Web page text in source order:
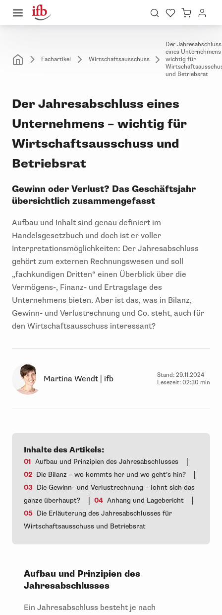
Fachartikel Wirtschaftsausschuss
Der Jahresabschluss
eines Unternehmens
wichtig für
und Betriebsrat
Der Jahresabschluss eines
Unternehmens – wichtig für
Wirtschaftsausschuss und
Betriebsrat
Gewinn oder Verlust? Das Geschäftsjahr
übersichtlich zusammengefasst
Aufbau und Inhalt sind genau definiert im
Handelsgesetzbuch und doch ist er voller
Interpretationsmöglichkeiten: Der Jahresabschluss
gehört zum externen Rechnungswesen und soll
„fachkundigen Dritten“ einen Überblick über die
Vermögens-, Finanz- und Ertragslage des
Unternehmens bieten. Aber ist das, was in Bilanz,
Gewinn- und Verlustrechnung und Co. steht, auch für
den Wirtschaftsausschuss interessant?
Martina Wendt | ifb Stand: 29.11.2024
Lesezeit: 02:30 min
Inhalte des Artikels:
01 Aufbau und Prinzipien des Jahresabschlusses
02 Die Bilanz – wo kommts her und wo geht’s hin?
03 Die Gewinn- und Verlustrechnung – lohnt sich das
ganze überhaupt?
04 Anhang und Lagebericht
05 Die Erläuterung des Jahresabschlusses für
Wirtschaftsausschuss und Betriebsrat
Aufbau und Prinzipien des
Jahresabschlusses
Ein Jahresabschluss besteht je nach